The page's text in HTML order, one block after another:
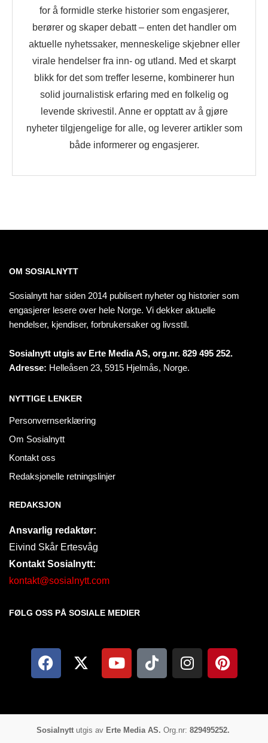
for å formidle sterke historier som engasjerer,
berører og skaper debatt – enten det handler om
aktuelle nyhetssaker, menneskelige skjebner eller
virale hendelser fra inn- og utland. Med et skarpt
blikk for det som treffer leserne, kombinerer hun
solid journalistisk erfaring med en folkelig og
levende skrivestil. Anne er opptatt av å gjøre
nyheter tilgjengelige for alle, og leverer artikler som
både informerer og engasjerer.
OM SOSIALNYTT
Sosialnytt har siden 2014 publisert nyheter og historier som
engasjerer lesere over hele Norge. Vi dekker aktuelle
hendelser, kjendiser, forbrukersaker og livsstil.
Sosialnytt utgis av Erte Media AS, org.nr. 829 495 252.
Adresse: Helleåsen 23, 5915 Hjelmås, Norge.
NYTTIGE LENKER
Personvernserklæring
Om Sosialnytt
Kontakt oss
Redaksjonelle retningslinjer
REDAKSJON
Ansvarlig redaktør:
Eivind Skår Ertesvåg
Kontakt Sosialnytt:
kontakt@sosialnytt.com
FØLG OSS PÅ SOSIALE MEDIER​
Sosialnyttutgis av Erte Media AS. Org.nr: 829495252.